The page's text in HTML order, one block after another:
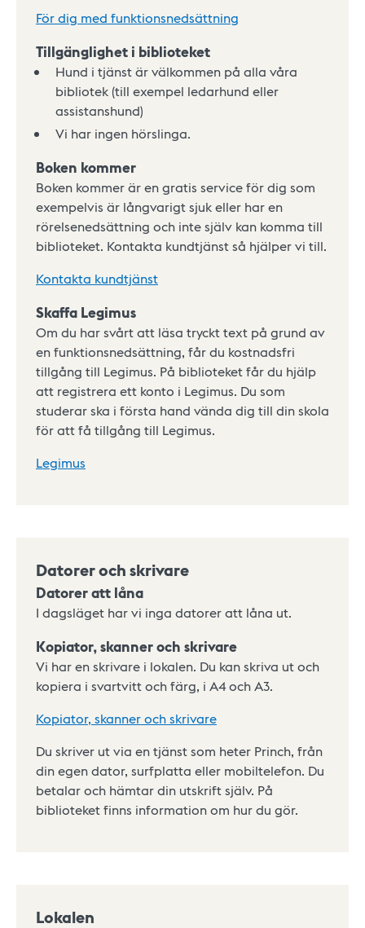
För dig med funktionsnedsättning
Tillgänglighet i biblioteket
Hund i tjänst är välkommen på alla våra
bibliotek (till exempel ledarhund eller
assistanshund)
Vi har ingen hörslinga.
Boken kommer
Boken kommer är en gratis service för dig som
exempelvis är långvarigt sjuk eller har en
rörelsenedsättning och inte själv kan komma till
biblioteket. Kontakta kundtjänst så hjälper vi till.
Kontakta kundtjänst
Skaffa Legimus
Om du har svårt att läsa tryckt text på grund av
en funktionsnedsättning, får du kostnadsfri
tillgång till Legimus. På biblioteket får du hjälp
att registrera ett konto i Legimus. Du som
studerar ska i första hand vända dig till din skola
för att få tillgång till Legimus.
Legimus
Datorer och skrivare
Datorer att låna
I dagsläget har vi inga datorer att låna ut.
Kopiator, skanner och skrivare
Vi har en skrivare i lokalen. Du kan skriva ut och
kopiera i svartvitt och färg, i A4 och A3.
Kopiator, skanner och skrivare
Du skriver ut via en tjänst som heter Princh, från
din egen dator, surfplatta eller mobiltelefon. Du
betalar och hämtar din utskrift själv. På
biblioteket finns information om hur du gör.
Lokalen